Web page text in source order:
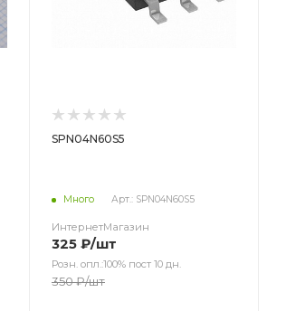
SPN04N60S5
Много Арт.: SPN04N60S5
ИнтернетМагазин
325 ₽/шт
Розн. опл.:100% пост 10 дн.
350₽/шт